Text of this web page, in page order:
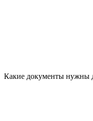
Какие документы нужны